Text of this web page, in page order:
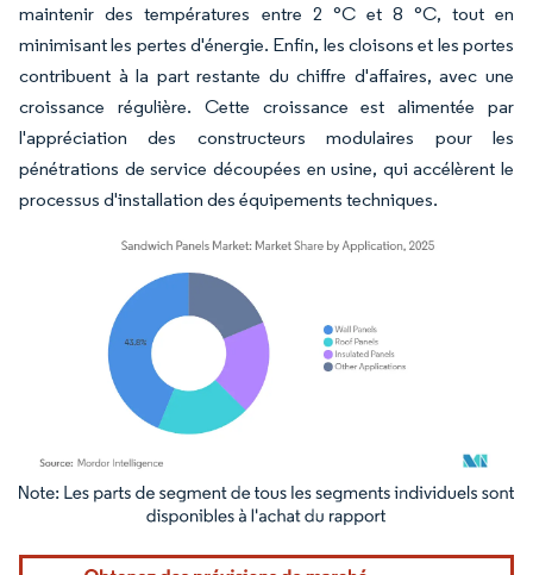
maintenir des températures entre 2 °C et 8 °C, tout en
minimisant les pertes d'énergie. Enfin, les cloisons et les portes
contribuent à la part restante du chiffre d'affaires, avec une
croissance régulière. Cette croissance est alimentée par
l'appréciation des constructeurs modulaires pour les
pénétrations de service découpées en usine, qui accélèrent le
processus d'installation des équipements techniques.
Image © Mordor Intelligence. La réutilisation nécessite une attribution sous CC BY